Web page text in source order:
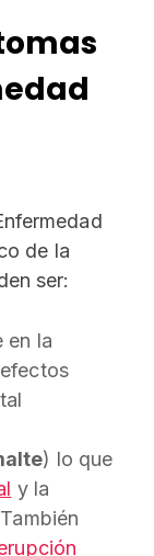
de la
ser:
en la
) lo que
y la